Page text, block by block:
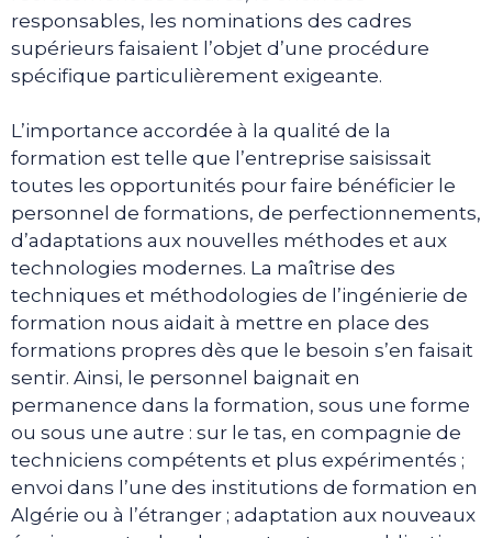
responsables, les nominations des cadres
supérieurs faisaient l’objet d’une procédure
spécifique particulièrement exigeante.
L’importance accordée à la qualité de la
formation est telle que l’entreprise saisissait
toutes les opportunités pour faire bénéficier le
personnel de formations, de perfectionnements,
d’adaptations aux nouvelles méthodes et aux
technologies modernes. La maîtrise des
techniques et méthodologies de l’ingénierie de
formation nous aidait à mettre en place des
formations propres dès que le besoin s’en faisait
sentir. Ainsi, le personnel baignait en
permanence dans la formation, sous une forme
ou sous une autre : sur le tas, en compagnie de
techniciens compétents et plus expérimentés ;
envoi dans l’une des institutions de formation en
Algérie ou à l’étranger ; adaptation aux nouveaux